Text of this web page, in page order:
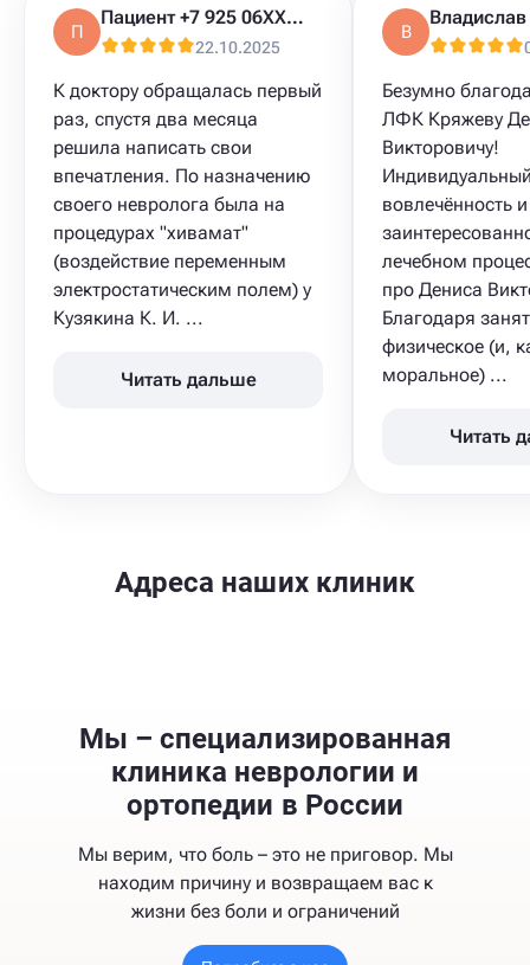
П
Пациент +7 925 06XXXXX
22.10.2025
К доктору обращалась первый
раз, спустя два месяца
решила написать свои
впечатления. По назначению
своего невролога была на
процедурах "хивамат"
(воздействие переменным
электростатическим полем) у
Кузякина К. И. ...
Читать дальше
В
Безумно
ЛФК Кряжеву
Викторовичу!
вовлечённость и
лечебном
про Дениса
Благодаря
физическое (и,
моральное) ...
Читать
Адреса наших клиник
Мы – специализированная
клиника неврологии и
ортопедии в России
Мы верим, что боль – это не приговор. Мы
находим причину и возвращаем вас к
жизни без боли и ограничений